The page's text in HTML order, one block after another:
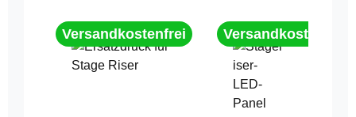
Versandkostenfrei Versandkostenfrei